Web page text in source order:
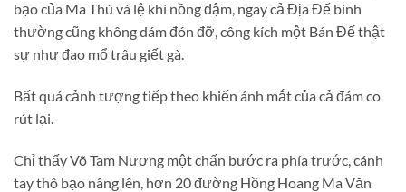
bạo của Ma Thú và lệ khí nồng đậm, ngay cả Địa Đế bình
thường cũng không dám đón đỡ, công kích một Bán Đế thật
sự như đao mổ trâu giết gà.
Bất quá cảnh tượng tiếp theo khiến ánh mắt của cả đám co
rút lại.
Chỉ thấy Võ Tam Nương một chấn bước ra phía trước, cánh
tay thô bạo nâng lên, hơn 20 đường Hồng Hoang Ma Văn